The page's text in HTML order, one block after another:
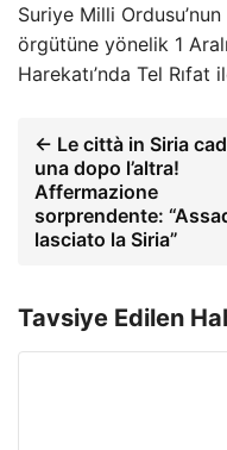
Suriye Milli
örgütüne yönelik 1
Harekatı’nda Tel Rıfat
← Le città in Siria
una dopo l’altra!
Affermazione
sorprendente:
lasciato la Siria”
Tavsiye Edilen